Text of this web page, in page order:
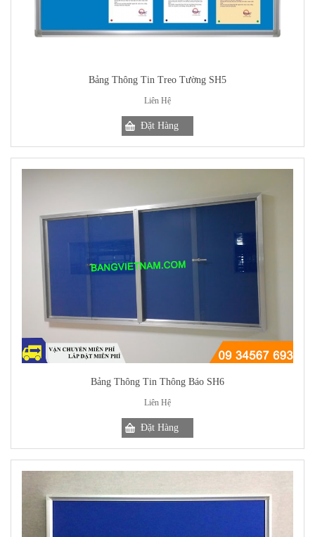
Bảng Thông Tin Treo Tường SH5
Liên Hệ
Bảng Thông Tin Thông Báo SH6
Liên Hệ